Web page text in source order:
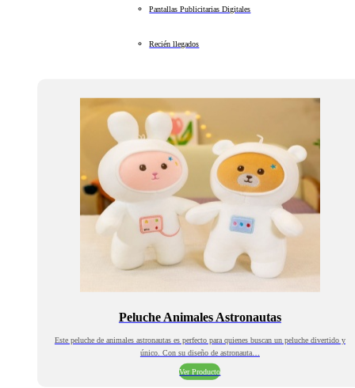
Pantallas Publicitarias Digitales
Recién llegados
Peluche Animales Astronautas
Este peluche de animales astronautas es perfecto para quienes buscan un peluche divertido y
único. Con su diseño de astronauta…
Ver Producto